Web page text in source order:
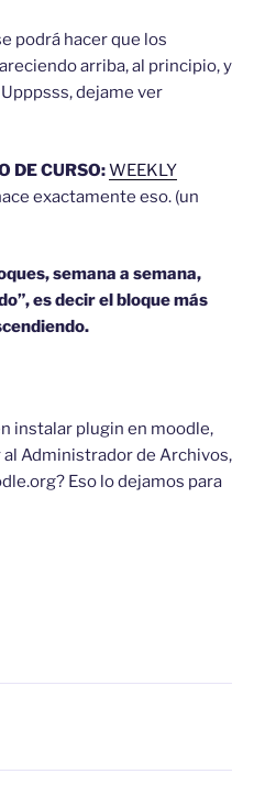
podrá hacer que los
arriba, al principio, y
dejame ver
DE CURSO:WEEKLY
exactamente eso. (un
semana a semana,
es decir el bloque más
instalar plugin en moodle,
Administrador de Archivos,
Eso lo dejamos para